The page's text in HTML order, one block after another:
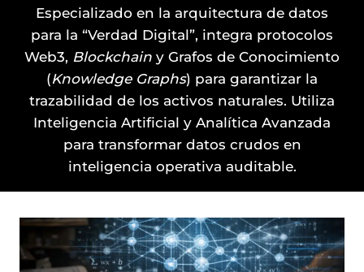
Especializado en la arquitectura de datos
para la “Verdad Digital”, integra protocolos
Web3, Blockchain y Grafos de Conocimiento
(Knowledge Graphs) para garantizar la
trazabilidad de los activos naturales. Utiliza
Inteligencia Artificial y Analítica Avanzada
para transformar datos crudos en
inteligencia operativa auditable.